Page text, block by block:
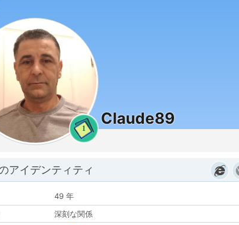
1
Claude89
アイデンティティ
49 年
深刻な関係